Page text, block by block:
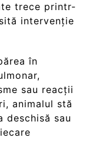
trece printr-
intervenție
în
sau reacții
animalul stă
deschisă sau